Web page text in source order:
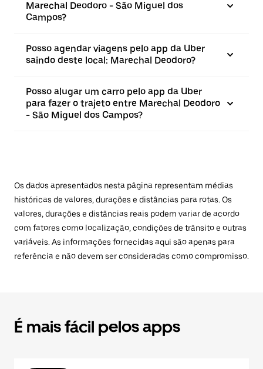
Marechal Deodoro - São Miguel dos
Campos?
Posso agendar viagens pelo app da Uber
saindo deste local: Marechal Deodoro?
Posso alugar um carro pelo app da Uber
para fazer o trajeto entre Marechal Deodoro
- São Miguel dos Campos?
Os dados apresentados nesta página representam médias
históricas de valores, durações e distâncias para rotas. Os
valores, durações e distâncias reais podem variar de acordo
com fatores como localização, condições de trânsito e outras
variáveis. As informações fornecidas aqui são apenas para
referência e não devem ser consideradas como compromisso.
É mais fácil pelos apps